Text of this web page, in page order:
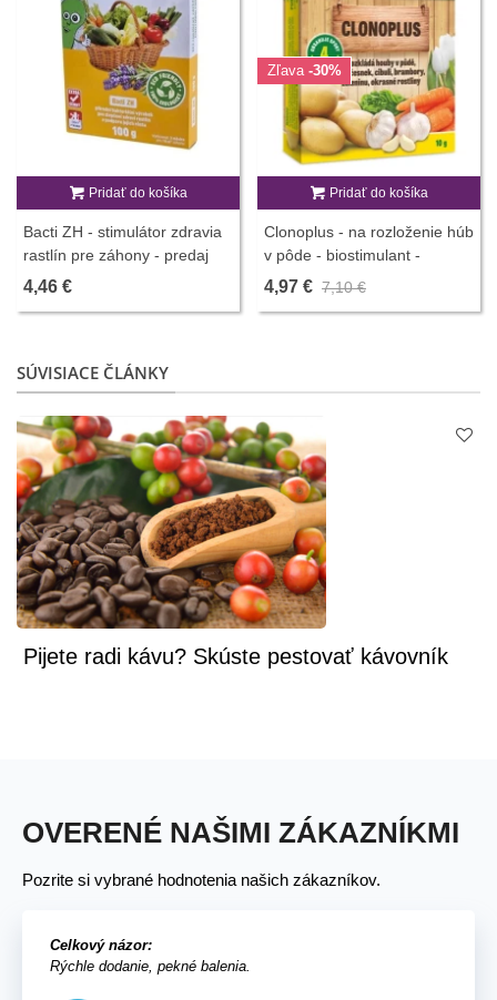
Pridať do košíka
Bacti ZH - stimulátor zdravia
rastlín pre záhony - predaj
stimulátorov - 100 g
4,46 €
Zľava -30%
Pridať do košíka
Clonoplus - na rozloženie húb
v pôde - biostimulant -
AgroBio Opava - predaj
4,97 € 7,10 €
SÚVISIACE ČLÁNKY
Pijete radi kávu? Skúste pestovať kávovník
OVERENÉ NAŠIMI ZÁKAZNÍKMI
Pozrite si vybrané hodnotenia našich zákazníkov.
Celkový názor:
Rýchle dodanie, pekné balenia.